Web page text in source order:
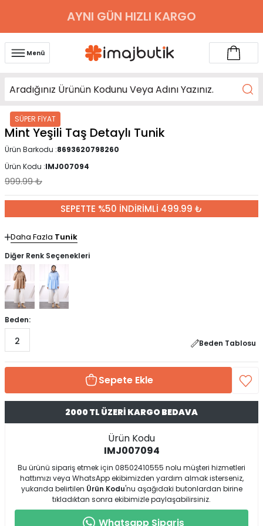
AYNI GÜN HIZLI KARGO
Menü
SÜPER FİYAT
Mint Yeşili Taş Detaylı Tunik
Ürün Barkodu :8693620798260
Ürün Kodu :IMJ007094
999.99₺
SEPETTE %50 İNDİRİMLİ 499.99 ₺
Daha Fazla Tunik
Diğer Renk Seçenekleri
Beden:
2 Beden Tablosu
Sepete Ekle
2000 TL ÜZERİ KARGO BEDAVA
Ürün Kodu
IMJ007094
Bu ürünü sipariş etmek için 08502410555 nolu müşteri hizmetleri
hattımızı veya WhatsApp ekibimizden yardım almak isterseniz,
yukarıda belirtilen Ürün Kodu'nu aşağıdaki butonlardan birine
tıkladıktan sonra ekibimizle paylaşabilirsiniz.
Whatsapp Sipariş